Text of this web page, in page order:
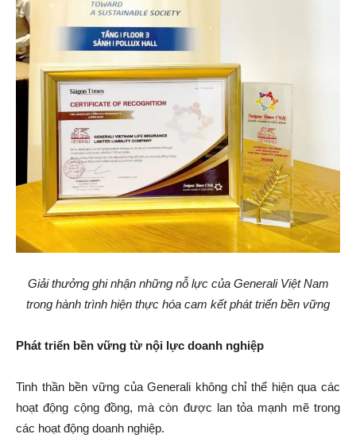
Giải thưởng ghi nhận những nỗ lực của Generali Việt Nam
trong hành trình hiện thực hóa cam kết phát triển bền vững
Phát triển bền vững từ nội lực doanh nghiệp
Tinh thần bền vững của Generali không chỉ thể hiện qua các
hoạt động cộng đồng, mà còn được lan tỏa mạnh mẽ trong
các hoạt động doanh nghiệp.